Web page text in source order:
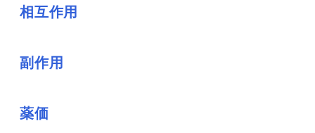
相互作用
副作用
薬価